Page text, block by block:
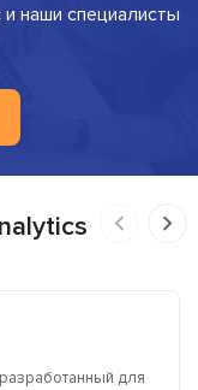
наши специалисты
для